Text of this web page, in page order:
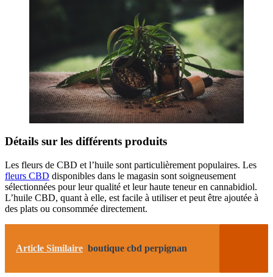
Détails sur les différents produits
Les fleurs de CBD et l’huile sont particulièrement populaires. Les
fleurs CBD disponibles dans le magasin sont soigneusement
sélectionnées pour leur qualité et leur haute teneur en cannabidiol.
L’huile CBD, quant à elle, est facile à utiliser et peut être ajoutée à
des plats ou consommée directement.
Article Similaire boutique cbd perpignan